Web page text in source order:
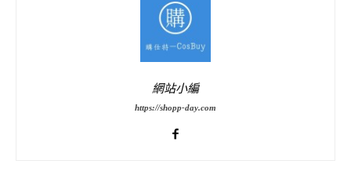
網站小編
https://shopp-day.com